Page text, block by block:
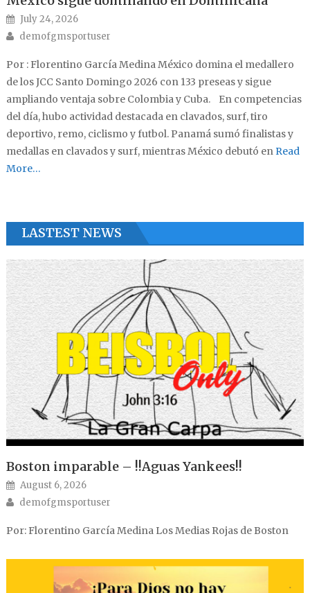
Posted on
July 24, 2026
Author
demofgmsportuser
Por : Florentino García Medina México domina el medallero
de los JCC Santo Domingo 2026 con 133 preseas y sigue
ampliando ventaja sobre Colombia y Cuba. En competencias
del día, hubo actividad destacada en clavados, surf, tiro
deportivo, remo, ciclismo y futbol. Panamá sumó finalistas y
medallas en clavados y surf, mientras México debutó enRead
More…
LASTEST NEWS
Boston imparable – !!Aguas Yankees!!
Posted on
August 6, 2026
Author
demofgmsportuser
Por: Florentino García Medina Los Medias Rojas de Boston